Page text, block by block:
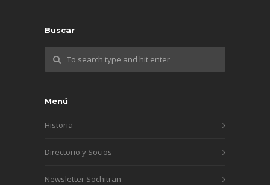
Buscar
Menú
Historia
Directorio y Socios
Newsletter Sochitran